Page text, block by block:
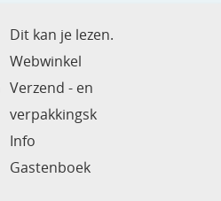
Dit kan je lezen.
Webwinkel
Verzend - en
verpakkingsk
Info
Gastenboek